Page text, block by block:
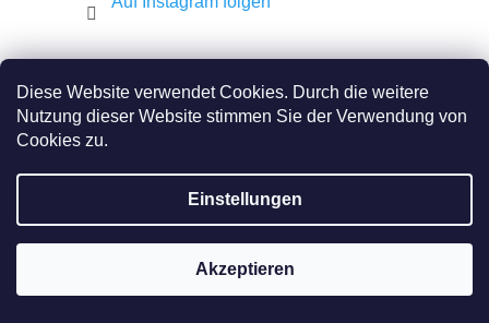
Diese Website verwendet Cookies. Durch die weitere
Nutzung dieser Website stimmen Sie der Verwendung von
Cookies zu.
Einstellungen
Akzeptieren
Erstellt von Shoptet
Copyright 2026JEWISH E-SHOP. Alle Rechte
vorbehalten.